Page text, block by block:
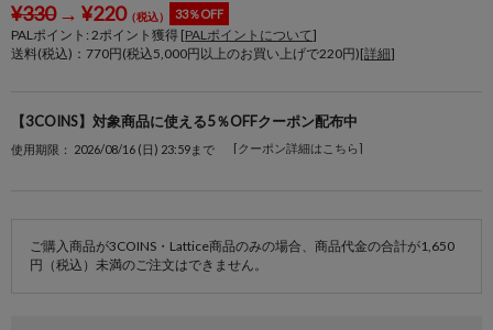
¥330→ ¥220（税込） 33％OFF
PALポイント: 2ポイント獲得 [PALポイントについて]
送料(税込)：770円(税込5,000円以上のお買い上げで220円)[詳細]
【3COINS】対象商品に使える5％OFFクーポン配布中
使用期限： 2026/08/16 (日) 23:59まで [クーポン詳細はこちら]
ご購入商品が3COINS・Lattice商品のみの場合、商品代金の合計が1,650
円（税込）未満のご注文はできません。